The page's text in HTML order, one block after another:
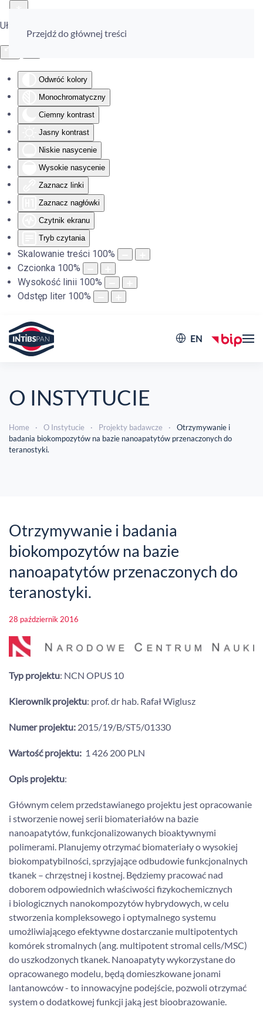
Ułatwienia dostępu
Odwróć kolory
Monochromatyczny
Ciemny kontrast
Jasny kontrast
Niskie nasycenie
Wysokie nasycenie
Zaznacz linki
Zaznacz nagłówki
Czytnik ekranu
Tryb czytania
Skalowanie treści 100%
Czcionka 100%
Wysokość linii 100%
Odstęp liter 100%
Przejdź do głównej treści
EN
O INSTYTUCIE
Home O Instytucie Projekty badawcze
Otrzymywanie i
badania biokompozytów na bazie nanoapatytów przenaczonych do
teranostyki.
Otrzymywanie i badania
biokompozytów na bazie
nanoapatytów przenaczonych do
teranostyki.
28 październik 2016
Typ projektu: NCN OPUS 10
Kierownik projektu: prof. dr hab. Rafał Wiglusz
Numer projektu: 2015/19/B/ST5/01330
Wartość projektu: 1 426 200 PLN
Opis projektu:
Głównym celem przedstawianego projektu jest opracowanie
i stworzenie nowej serii biomateriałów na bazie
nanoapatytów, funkcjonalizowanych bioaktywnymi
polimerami. Planujemy otrzymać biomateriały o wysokiej
biokompatybilności, sprzyjające odbudowie funkcjonalnych
tkanek – chrzęstnej i kostnej. Będziemy pracować nad
doborem odpowiednich właściwości fizykochemicznych
i biologicznych nanokompozytów hybrydowych, w celu
stworzenia kompleksowego i optymalnego systemu
umożliwiającego efektywne dostarczanie multipotentych
komórek stromalnych (ang. multipotent stromal cells/MSC)
do uszkodzonych tkanek. Nanoapatyty wykorzystane do
opracowanego modelu, będą domieszkowane jonami
lantanowców - to innowacyjne podejście, pozwoli otrzymać
system o dodatkowej funkcji jaką jest bioobrazowanie.